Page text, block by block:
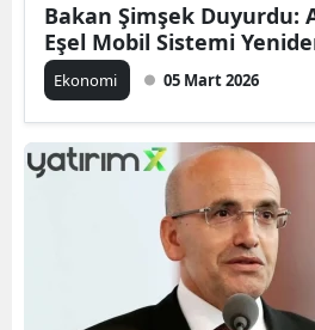
Bakan Şimşek Duyurdu:
Eşel Mobil Sistemi
Ekonomi 05 Mart 2026